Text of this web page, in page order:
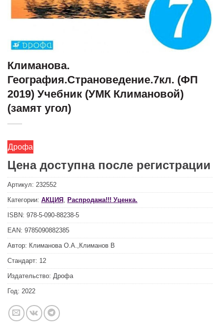
Климанова.
География.Страноведение.7кл. (ФП
2019) Учебник (УМК Климановой)
(замят угол)
Дрофа
Цена доступна после регистрации
Артикул: 232552
Категории: АКЦИЯ , Распродажа!!! Уценка.
ISBN: 978-5-090-88238-5
EAN: 9785090882385
Автор: Климанова О.А.,Климанов В
Стандарт: 12
Издательство: Дрофа
Год: 2022